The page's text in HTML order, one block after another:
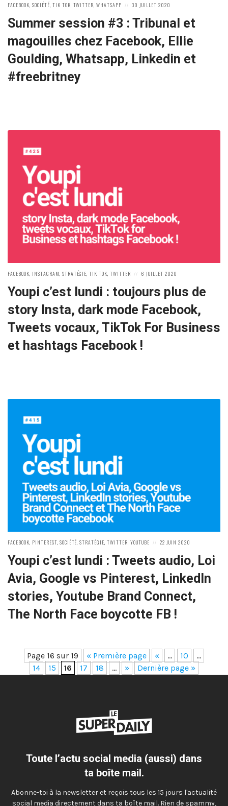
POSTED
FACEBOOK, SOCIÉTÉ, TIK TOK, TWITTER,WHATSAPP
POSTED
30 JUILLET 2020
Summer session #3 : Tribunal et
magouilles chez Facebook, Ellie
Goulding, Whatsapp, Linkedin et
#freebritney
POSTED
FACEBOOK, INSTAGRAM, STRATÉGIE,TIK TOK,TWITTER
POSTED
6 JUILLET 2020
Youpi c’est lundi : toujours plus de
story Insta, dark mode Facebook,
Tweets vocaux, TikTok For Business
et hashtags Facebook !
POSTED
FACEBOOK, PINTEREST, SOCIÉTÉ,STRATÉGIE,TWITTER,YOUTUBE
POSTED
22 JUIN 2020
Youpi c’est lundi : Tweets audio, Loi
Avia, Google vs Pinterest, LinkedIn
stories, Youtube Brand Connect,
The North Face boycotte FB !
Page 16 sur 19 « Première page « … 10
…
14
15 16 17 18 … » Dernière page »
Toute l’actu social media (aussi) dans
ta boîte mail.
Abonne-toi à la newsletter et reçois tous les 15 jours l'actualité
social media directement dans ta boîte mail. Rien de spammy,